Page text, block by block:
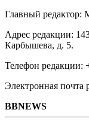
Главный редактор:
Адрес редакции:
Карбышева, д. 5.
Телефон редакции:
Электронная почта
BBNEWS